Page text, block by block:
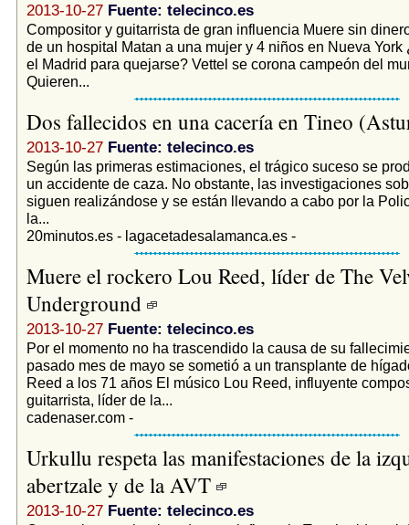
2013-10-27 Fuente: telecinco.es
Compositor y guitarrista de gran influencia Muere sin
de un hospital Matan a una mujer y 4 niños en Nueva York
el Madrid para quejarse? Vettel se corona campeón del
Quieren...
Dos fallecidos en una cacería en Tineo
2013-10-27 Fuente: telecinco.es
Según las primeras estimaciones, el trágico suceso se
un accidente de caza. No obstante, las investigaciones
siguen realizándose y se están llevando a cabo por la
la...
20minutos.es - lagacetadesalamanca.es -
Muere el rockero Lou Reed, líder de The
Underground
2013-10-27 Fuente: telecinco.es
Por el momento no ha trascendido la causa de su
pasado mes de mayo se sometió a un transplante de
Reed a los 71 años El músico Lou Reed, influyente
guitarrista, líder de la...
cadenaser.com -
Urkullu respeta las manifestaciones de la
abertzale y de la AVT
2013-10-27 Fuente: telecinco.es